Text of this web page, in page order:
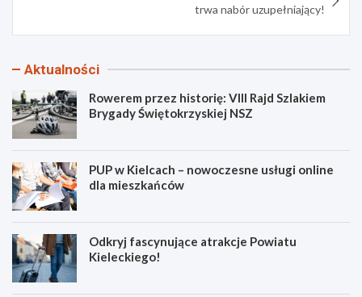
trwa nabór uzupełniający!
Aktualności
Rowerem przez historię: VIII Rajd Szlakiem
Brygady Świętokrzyskiej NSZ
PUP w Kielcach – nowoczesne usługi online
dla mieszkańców
Odkryj fascynujące atrakcje Powiatu
Kieleckiego!